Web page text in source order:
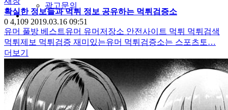
광고문의
확실한 정보들과 먹튀 정보 공유하는 먹튀검증소
0 4,109 2019.03.16 09:51
유머 풀방 베스트유머 유머저장소 안전사이트 먹튀 먹튀검색
먹튀제보 먹튀검증 재미있는유머 먹튀검증소는 스포츠토…
더보기